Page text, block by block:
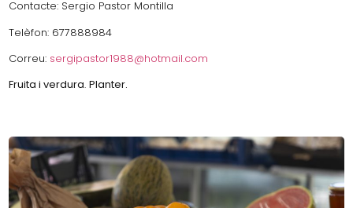
Contacte: Sergio Pastor Montilla
Telèfon: 677888984
Correu: sergipastor1988@hotmail.com
Fruita i verdura.Planter.